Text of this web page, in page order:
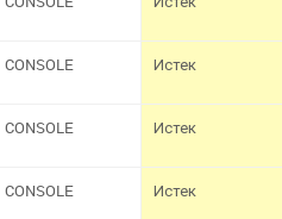
CONSOLE Истек
CONSOLE Истек
CONSOLE Истек